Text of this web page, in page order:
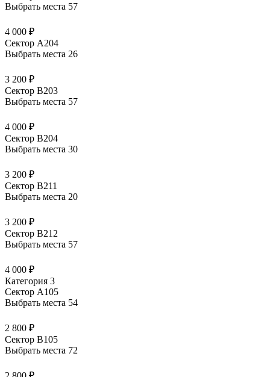
Выбрать места 57
4 000 ₽
Сектор А204
Выбрать места 26
3 200 ₽
Сектор В203
Выбрать места 57
4 000 ₽
Сектор В204
Выбрать места 30
3 200 ₽
Сектор В211
Выбрать места 20
3 200 ₽
Сектор В212
Выбрать места 57
4 000 ₽
Категория 3
Сектор А105
Выбрать места 54
2 800 ₽
Сектор В105
Выбрать места 72